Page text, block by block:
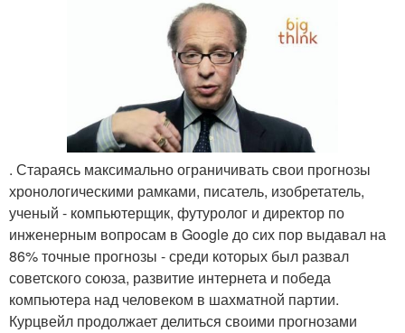
. Стараясь максимально ограничивать свои прогнозы
хронологическими рамками, писатель, изобретатель,
ученый - компьютерщик, футуролог и директор по
инженерным вопросам в Google до сих пор выдавал на
86% точные прогнозы - среди которых был развал
советского союза, развитие интернета и победа
компьютера над человеком в шахматной партии.
Курцвейл продолжает делиться своими прогнозами